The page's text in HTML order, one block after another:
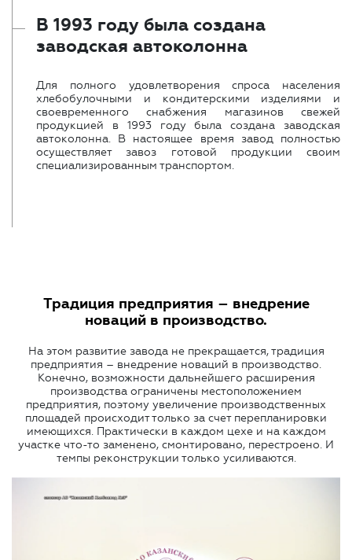
В 1993 году была создана
заводская автоколонна
Для полного удовлетворения спроса населения
хлебобулочными и кондитерскими изделиями и
своевременного снабжения магазинов свежей
продукцией в 1993 году была создана заводская
автоколонна. В настоящее время завод полностью
осуществляет завоз готовой продукции своим
специализированным транспортом.
Традиция предприятия – внедрение
новаций в производство.
На этом развитие завода не прекращается, традиция
предприятия – внедрение новаций в производство.
Конечно, возможности дальнейшего расширения
производства ограничены местоположением
предприятия, поэтому увеличение производственных
площадей происходит только за счет перепланировки
имеющихся. Практически в каждом цехе и на каждом
участке что-то заменено, смонтировано, перестроено. И
темпы реконструкции только усиливаются.